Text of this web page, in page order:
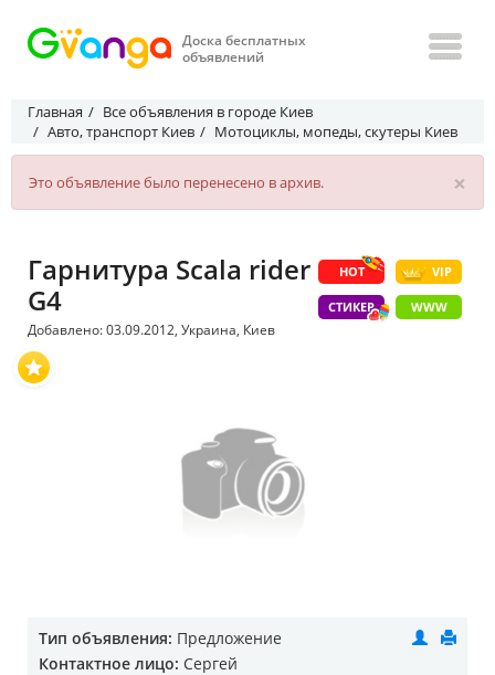
Доска бесплатных
объявлений
Главная
Все объявления в городе Киев
Авто, транспорт Киев
Мотоциклы, мопеды, скутеры Киев
×
Это объявление было перенесено в архив.
HOT VIP
СТИКЕР WWW
Гарнитура Scala rider
G4
Добавлено: 03.09.2012, Украина, Киев
Тип объявления: Предложение
Контактное лицо: Сергей